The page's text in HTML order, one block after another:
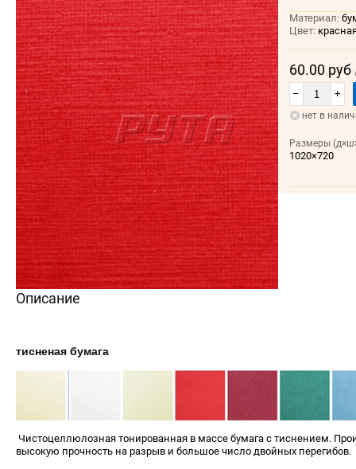
Материал:
Цвет:
60.00 руб
– +
нет в
Размеры
1020×720
Описание
тисненая бумага
Чистоцеллюлозная тонированная в массе бумага с тиснением.
высокую прочность на разрыв и большое число двойных перегибов.